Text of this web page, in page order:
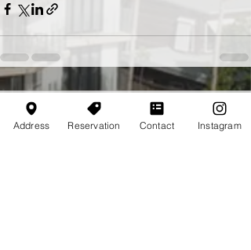
コメント
Address Reservation Contact Instagram